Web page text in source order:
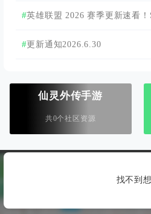
英雄联盟 2026 赛季更新速看
PBE 测试内容全解析
更新通知2026.6.30
仙灵外传手游
共0个社区资源
找不到